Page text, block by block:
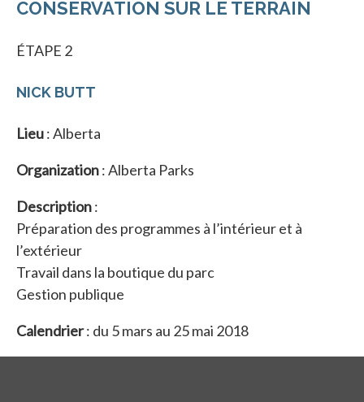
CONSERVATION SUR LE TERRAIN
ÉTAPE 2
NICK BUTT
Lieu: Alberta
Organization: Alberta Parks
Description:
Préparation des programmes à l’intérieur et à
l’extérieur
Travail dans la boutique du parc
Gestion publique
Calendrier: du 5 mars au 25 mai 2018